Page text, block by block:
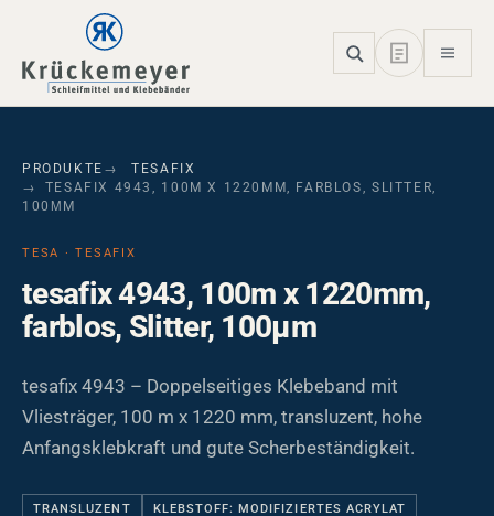
Skip to main navigation
Skip to main content
Skip to page footer
PRODUKTE
TESAFIX
TESAFIX 4943, 100M X 1220MM, FARBLOS, SLITTER,
100ΜM
TESA · TESAFIX
tesafix 4943, 100m x 1220mm,
farblos, Slitter, 100µm
tesafix 4943 – Doppelseitiges Klebeband mit
Vliesträger, 100 m x 1220 mm, transluzent, hohe
Anfangsklebkraft und gute Scherbeständigkeit.
TRANSLUZENT KLEBSTOFF: MODIFIZIERTES ACRYLAT